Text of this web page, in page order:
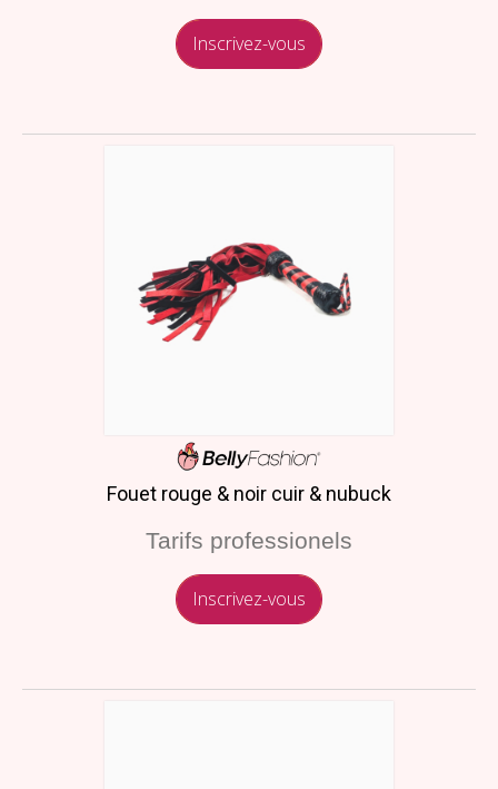
Inscrivez-vous
Fouet rouge & noir cuir & nubuck
Tarifs professionels
Inscrivez-vous